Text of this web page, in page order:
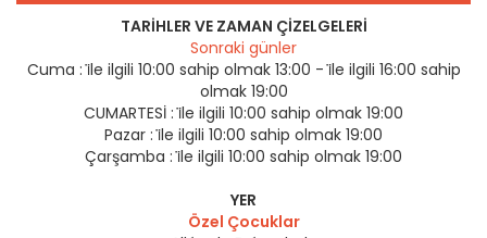
TARIHLER VE ZAMAN ÇIZELGELERI
Sonraki günler
Cuma : i̇le ilgili 10:00 sahip olmak 13:00 - i̇le ilgili 16:00 sahip
olmak 19:00
CUMARTESİ : i̇le ilgili 10:00 sahip olmak 19:00
Pazar : i̇le ilgili 10:00 sahip olmak 19:00
Çarşamba : i̇le ilgili 10:00 sahip olmak 19:00
YER
Özel Çocuklar